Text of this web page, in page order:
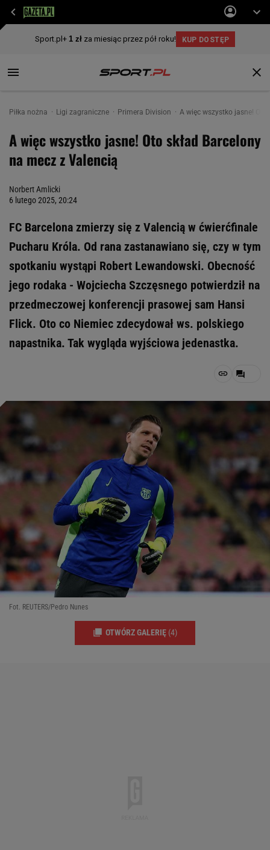
Piłka nożna Ligi zagraniczne Primera Division A więc wszystko jasne! Oto
A więc wszystko jasne! Oto skład Barcelony
na mecz z Valencią
Norbert Amlicki
6 lutego 2025, 20:24
FC Barcelona zmierzy się z Valencią w ćwierćfinale
Pucharu Króla. Od rana zastanawiano się, czy w tym
spotkaniu wystąpi Robert Lewandowski. Obecność
jego rodaka - Wojciecha Szczęsnego potwierdził na
przedmeczowej konferencji prasowej sam Hansi
Flick. Oto co Niemiec zdecydował ws. polskiego
napastnika. Tak wygląda wyjściowa jedenastka.
Fot. REUTERS/Pedro Nunes
OTWÓRZ GALERIĘ (4)